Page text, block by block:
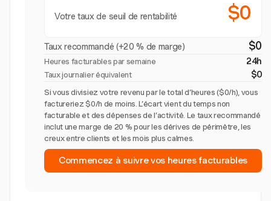
Votre taux de seuil de rentabilité $0
Taux recommandé (+20 % de marge) $0
Heures facturables par semaine 24h
Taux journalier équivalent $0
Si vous divisiez votre revenu par le total d’heures ($0/h), vous
factureriez $0/h de moins. L’écart vient du temps non
facturable et des dépenses de l’activité. Le taux recommandé
inclut une marge de 20 % pour les dérives de périmètre, les
creux entre clients et les mois plus calmes.
Commencez à suivre vos heures facturables